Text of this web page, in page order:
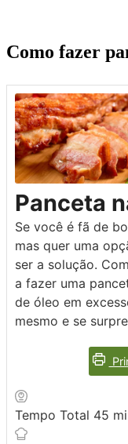
Como fazer
Panceta
Se você é fã de
mas quer uma
ser a solução.
a fazer uma
de óleo em
mesmo e se
Tempo Total 45